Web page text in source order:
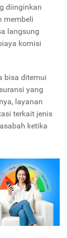
diinginkan
membeli
langsung
komisi
bisa ditemui
yang
layanan
terkait jenis
ketika